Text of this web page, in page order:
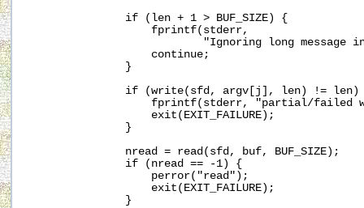
               if (len + 1 > BUF_SIZE) {
                   fprintf(stderr,
"Ignoring long message
                   continue;
               }
if (write(sfd, argv[j], len) != len)
fprintf(stderr, "partial/failed
                   exit(EXIT_FAILURE);
               }
               nread = read(sfd, buf, BUF_SIZE);
               if (nread == -1) {
                   perror("read");
                   exit(EXIT_FAILURE);
               }